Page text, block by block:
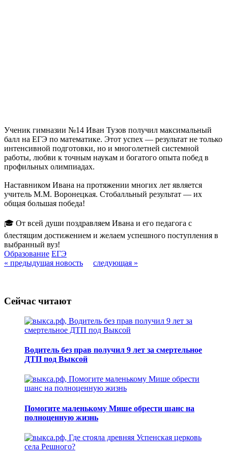
Ученик гимназии №14 Иван Тузов получил максимальный
балл на ЕГЭ по математике. Этот успех — результат не только
интенсивной подготовки, но и многолетней системной
работы, любви к точным наукам и богатого опыта побед в
профильных олимпиадах.
Наставником Ивана на протяжении многих лет является
учитель М.М. Воронецкая. Стобалльный результат — их
общая большая победа!
🎓 От всей души поздравляем Ивана и его педагога с
блестящим достижением и желаем успешного поступления в
выбранный вуз!
Образование ЕГЭ
« предыдущая новость
следующая »
Сейчас читают
Водитель без прав получил 9 лет за смертельное
ДТП под Выксой
Помогите маленькому Мише обрести шанс на
полноценную жизнь